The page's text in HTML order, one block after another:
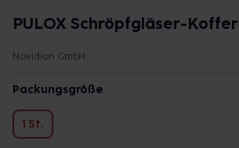
PULOX Schröpfgläser-Koffer
Novidion GmbH
Packungsgröße
1 St.